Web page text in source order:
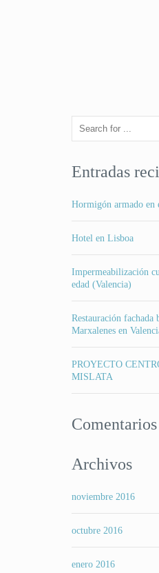
Entradas
Hormigón armado en
Hotel en Lisboa
Impermeabilización
edad (Valencia)
Restauración fachada
Marxalenes en
PROYECTO
MISLATA
Archivos
noviembre 2016
octubre 2016
enero 2016